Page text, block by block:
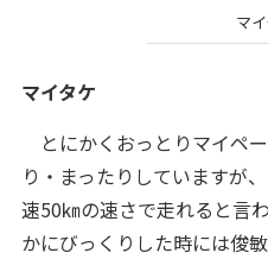
マ
マイタケ
とにかくおっとりマイペ
り・まったりしていますが
速50㎞の速さで走れると言
かにびっくりした時には俊